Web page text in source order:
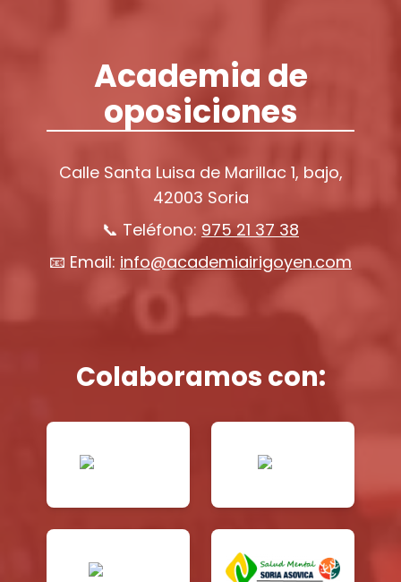
Academia de
oposiciones
Calle Santa Luisa de Marillac 1, bajo,
42003 Soria
📞 Teléfono: 975 21 37 38
📧 Email: info@academiairigoyen.com
Colaboramos con: